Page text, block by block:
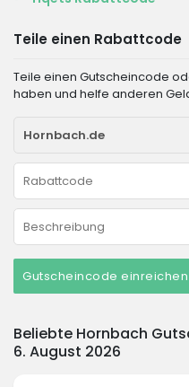
Teile einen Rabattcode
Teile einen Gutscheincode
haben und helfe anderen
Gutscheincode einreichen
Beliebte Hornbach
6. August 2026